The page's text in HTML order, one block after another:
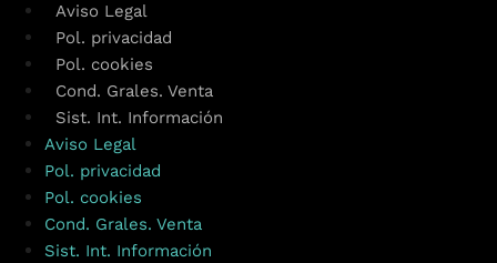
Aviso Legal
Pol. privacidad
Pol. cookies
Cond. Grales. Venta
Sist. Int. Información
Aviso Legal
Pol. privacidad
Pol. cookies
Cond. Grales. Venta
Sist. Int. Información